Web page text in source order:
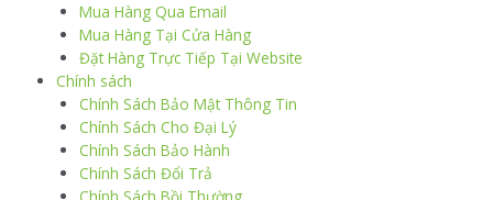
Mua Hàng Qua Email
Mua Hàng Tại Cửa Hàng
Đặt Hàng Trực Tiếp Tại Website
Chính sách
Chính Sách Bảo Mật Thông Tin
Chính Sách Cho Đại Lý
Chính Sách Bảo Hành
Chính Sách Đổi Trả